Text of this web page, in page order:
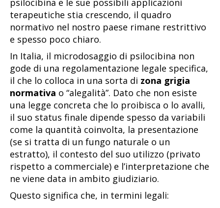
psilocibina e le sue possibili applicazioni
terapeutiche stia crescendo, il quadro
normativo nel nostro paese rimane restrittivo
e spesso poco chiaro.
In Italia, il microdosaggio di psilocibina non
gode di una regolamentazione legale specifica,
il che lo colloca in una sorta di zona grigia
normativa o “alegalità”. Dato che non esiste
una legge concreta che lo proibisca o lo avalli,
il suo status finale dipende spesso da variabili
come la quantità coinvolta, la presentazione
(se si tratta di un fungo naturale o un
estratto), il contesto del suo utilizzo (privato
rispetto a commerciale) e l’interpretazione che
ne viene data in ambito giudiziario.
Questo significa che, in termini legali: